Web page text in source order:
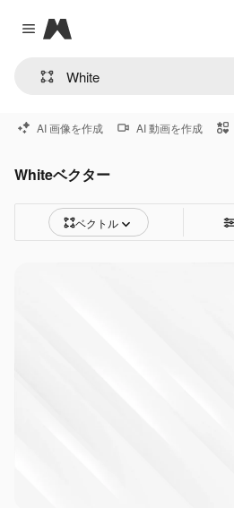
Close menu
Magnific
AI 画像を作成 AI 動画を作成
Whiteベクター
ベクトル